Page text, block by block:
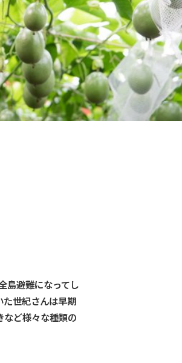
ツ
！
ズ」
で学ぼう！
島避難になってし
世紀さんは早期
ど様々な種類の